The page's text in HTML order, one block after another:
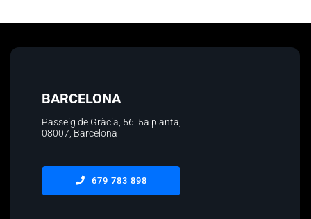
BARCELONA
Passeig de Gràcia, 56. 5a planta
08007, Barcelona
679 783 898